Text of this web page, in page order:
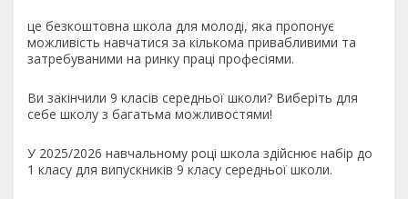
це безкоштовна школа для молоді, яка пропонує
можливість навчатися за кількома привабливими та
затребуваними на ринку праці професіями.
Ви закінчили 9 класів середньої школи? Виберіть для
себе школу з багатьма можливостями!
У 2025/2026 навчальному році школа здійснює набір до
1 класу для випускників 9 класу середньої школи.